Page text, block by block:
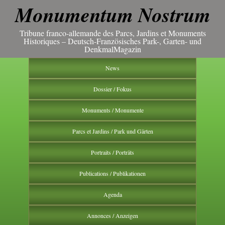
Monumentum Nostrum
Tribune franco-allemande des Parcs, Jardins et Monuments
Historiques – Deutsch-Französisches Park-, Garten- und
DenkmalMagazin
News
Dossier / Fokus
Monuments / Monumente
Parcs et Jardins / Park und Gärten
Portraits / Porträts
Publications / Publikationen
Agenda
Annonces / Anzeigen